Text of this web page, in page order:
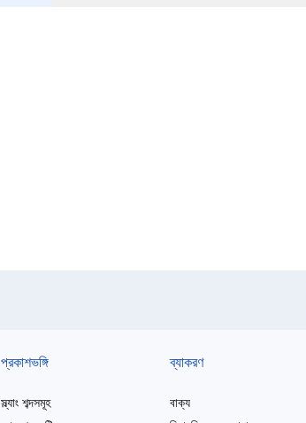
প্রকাশভঙ্গি
স্ল্যাং শব্দসমূহ
ব্যাকরণ
বাক্য